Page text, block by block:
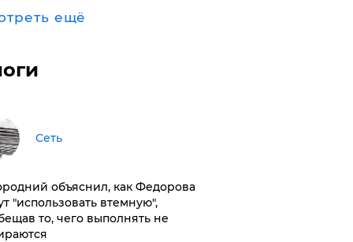
ещё
Сеть
объяснил, как Федорова
"использовать втемную",
то, чего выполнять не